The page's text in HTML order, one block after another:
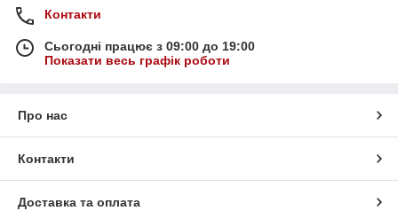
Контакти
Сьогодні працює з 09:00 до 19:00
Показати весь графік роботи
Про нас
Контакти
Доставка та оплата